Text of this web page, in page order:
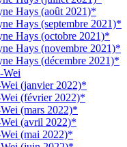
Hays (août 2021)*
Hays (septembre 2021)*
Hays (octobre 2021)*
Hays (novembre 2021)*
Hays (décembre 2021)*
Wei
(janvier 2022)*
(février 2022)*
(mars 2022)*
(avril 2022)*
(mai 2022)*